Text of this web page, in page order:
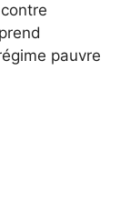
pauvre